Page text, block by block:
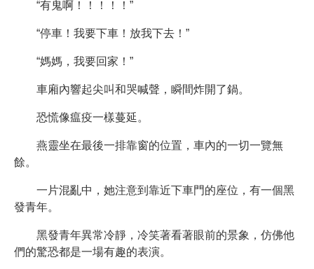
“有鬼啊！！！！！”
“停車！我要下車！放我下去！”
“媽媽，我要回家！”
車廂內響起尖叫和哭喊聲，瞬間炸開了鍋。
恐慌像瘟疫一樣蔓延。
燕靈坐在最後一排靠窗的位置，車內的一切一覽無
餘。
一片混亂中，她注意到靠近下車門的座位，有一個黑
發青年。
黑發青年異常冷靜，冷笑著看著眼前的景象，仿佛他
們的驚恐都是一場有趣的表演。